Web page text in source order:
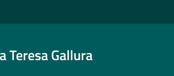
Teresa Gallura